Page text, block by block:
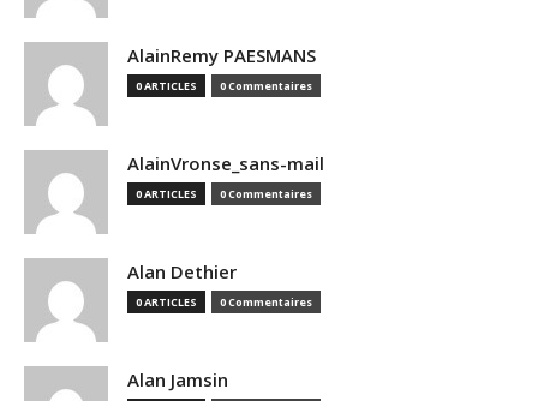
AlainRemy PAESMANS
0 ARTICLES 0 Commentaires
AlainVronse_sans-mail
0 ARTICLES 0 Commentaires
Alan Dethier
0 ARTICLES 0 Commentaires
Alan Jamsin